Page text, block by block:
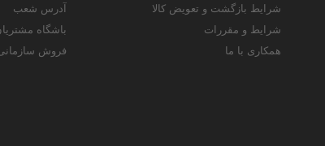
شرایط بازگشت و تعویض کالا
شرایط و مقررات
همکاری با ما
آدرس شعب
باشگاه
فروش